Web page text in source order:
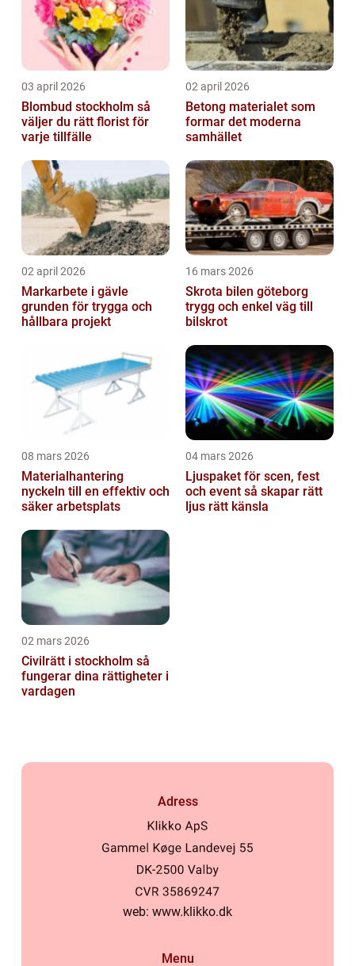
03 april 2026
Blombud stockholm så
väljer du rätt florist för
varje tillfälle
02 april 2026
Betong materialet som
formar det moderna
samhället
02 april 2026
Markarbete i gävle
grunden för trygga och
hållbara projekt
16 mars 2026
Skrota bilen göteborg
trygg och enkel väg till
bilskrot
08 mars 2026
Materialhantering
nyckeln till en effektiv och
säker arbetsplats
04 mars 2026
Ljuspaket för scen, fest
och event så skapar rätt
ljus rätt känsla
02 mars 2026
Civilrätt i stockholm så
fungerar dina rättigheter i
vardagen
Adress
web: www.klikko.dk
Menu